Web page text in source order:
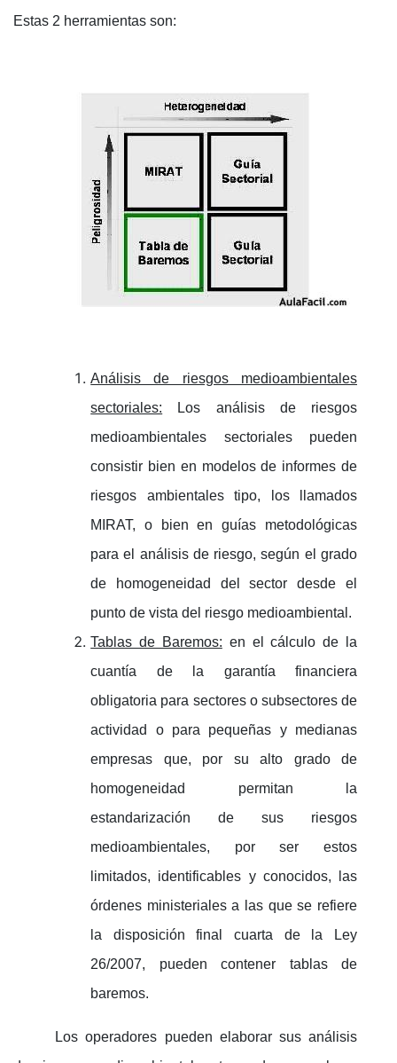
Estas 2 herramientas son:
Análisis de riesgos medioambientales
sectoriales: Los análisis de riesgos
medioambientales sectoriales pueden
consistir bien en modelos de informes de
riesgos ambientales tipo, los llamados
MIRAT, o bien en guías metodológicas
para el análisis de riesgo, según el grado
de homogeneidad del sector desde el
punto de vista del riesgo medioambiental.
Tablas de Baremos: en el cálculo de la
cuantía de la garantía financiera
obligatoria para sectores o subsectores de
actividad o para pequeñas y medianas
empresas que, por su alto grado de
homogeneidad permitan la
estandarización de sus riesgos
medioambientales, por ser estos
limitados, identificables y conocidos, las
órdenes ministeriales a las que se refiere
la disposición final cuarta de la Ley
26/2007, pueden contener tablas de
baremos.
Los operadores pueden elaborar sus análisis